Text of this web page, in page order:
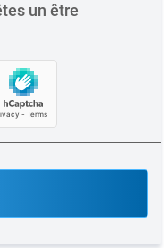
un être